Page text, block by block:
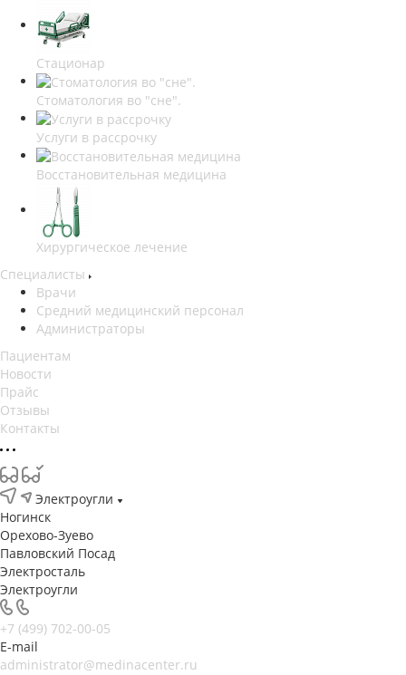
Стационар
Стоматология во "сне".
Услуги в рассрочку
Восстановительная медицина
Хирургическое лечение
Специалисты
Врачи
Средний медицинский персонал
Администраторы
Пациентам
Новости
Прайс
Отзывы
Контакты
Электроугли
Ногинск
Орехово-Зуево
Павловский Посад
Электросталь
Электроугли
+7 (499) 702-00-05
E-mail
administrator@medinacenter.ru